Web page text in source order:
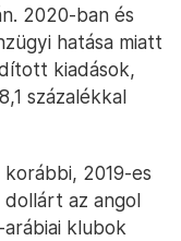
2020-ban és
hatása miatt
kiadások,
százalékkal
2019-es
az angol
klubok